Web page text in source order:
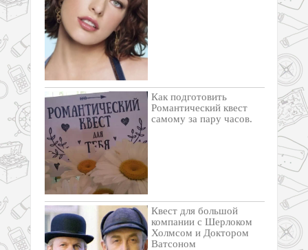
Как подготовить
Романтический квест
самому за пару часов.
Квест для большой
компании с Шерлоком
Холмсом и Доктором
Ватсоном